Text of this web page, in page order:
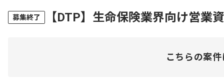
募集終了 【DTP】生命保険業界向け営業
こちらの案